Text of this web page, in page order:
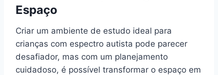
Espaço
Criar um ambiente de estudo ideal para
crianças com espectro autista pode parecer
desafiador, mas com um planejamento
cuidadoso, é possível transformar o espaço em